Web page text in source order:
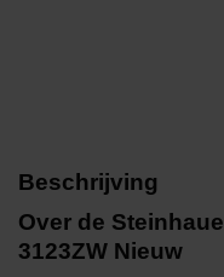
Beschrijving
Over de
3123ZW Nieuw